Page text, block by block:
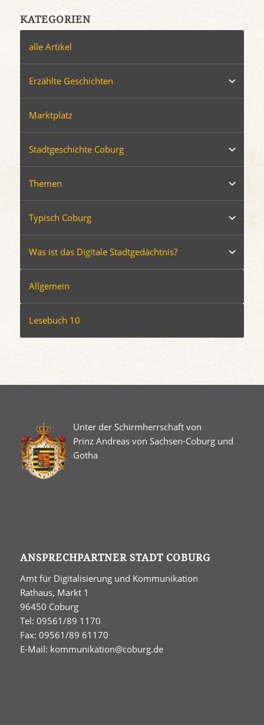
KATEGORIEN
alle Artikel
Erzählte Geschichten
Marktplatz
Stadtgeschichte Coburg
Themen
Typisch Coburg
Was ist das Digitale Stadtgedächtnis?
Allgemein
Lesebuch 10
Unter der Schirmherrschaft von
Prinz Andreas von Sachsen-Coburg und
Gotha
ANSPRECHPARTNER STADT COBURG
Amt für Digitalisierung und Kommunikation
Rathaus, Markt 1
96450 Coburg
Tel: 09561/89 1170
Fax: 09561/89 61170
E-Mail: kommunikation@coburg.de